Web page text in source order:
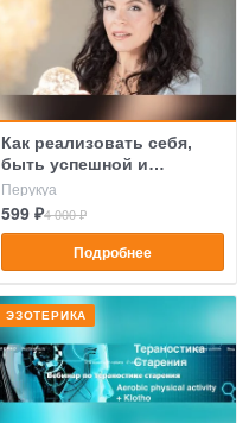
Как реализовать себя,
быть успешной и
остаться женщиной
Перукуа
599 ₽4 000 ₽
Подробнее
ЭЗОТЕРИКА